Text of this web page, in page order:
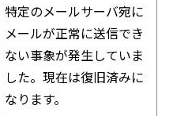
特定のメールサーバ宛に
メールが正常に送信でき
ない事象が発生していま
した。現在は復旧済みに
なります。